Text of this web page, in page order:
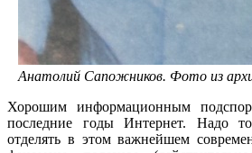
Анатолий Сапожников. Фото из
Хорошим информационным
последние годы Интернет. Надо
отделять в этом важнейшем